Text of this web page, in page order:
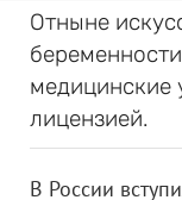
Отныне
медицинские
лицензией.
В России